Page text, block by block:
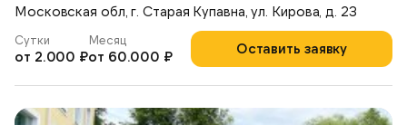
Московская обл, г. Старая Купавна, ул. Кирова, д. 23
Оставить заявку
Сутки
от 2.000 ₽
Месяц
от 60.000 ₽